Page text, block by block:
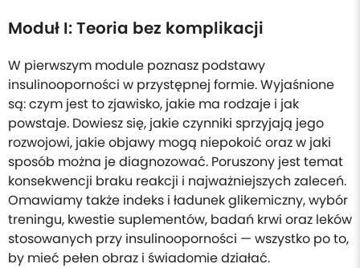
Moduł I: Teoria bez komplikacji
W pierwszym module poznasz podstawy
insulinooporności w przystępnej formie. Wyjaśnione
są: czym jest to zjawisko, jakie ma rodzaje i jak
powstaje. Dowiesz się, jakie czynniki sprzyjają jego
rozwojowi, jakie objawy mogą niepokoić oraz w jaki
sposób można je diagnozować. Poruszony jest temat
konsekwencji braku reakcji i najważniejszych zaleceń.
Omawiamy także indeks i ładunek glikemiczny, wybór
treningu, kwestie suplementów, badań krwi oraz leków
stosowanych przy insulinooporności — wszystko po to,
by mieć pełen obraz i świadomie działać.